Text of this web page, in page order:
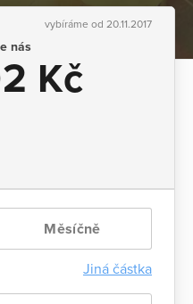
vybíráme od 20.11.2017
nás
Kč
Měsíčně
Jiná částka